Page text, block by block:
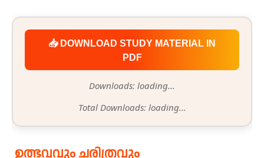
📥 DOWNLOAD STUDY MATERIAL IN
PDF
Downloads: loading...
Total Downloads: loading...
ഉത്ഭവവും ചരിത്രവും